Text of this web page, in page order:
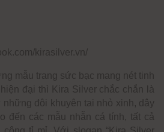
kirasilver.vn/
mẫu trang sức bạc mang nét tinh
đại thì Kira Silver chắc chắn là
đôi khuyên tai nhỏ xinh, dây
đến các mẫu nhẫn cá tính, tất cả